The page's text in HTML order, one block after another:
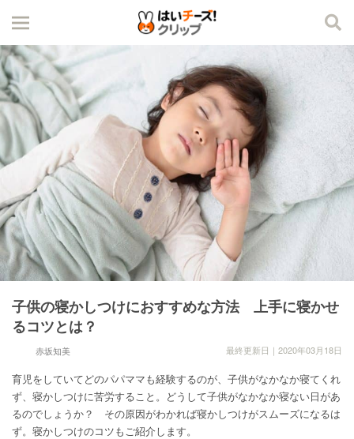
子供の寝かしつけにおすすめな方法 上手に寝かせ
るコツとは？
赤坂知美 最終更新日｜2020年03月18日
育児をしていてどのパパママも経験するのが、子供がなかなか寝てくれ
ず、寝かしつけに苦労すること。どうして子供がなかなか寝ない日があ
るのでしょうか？ その原因がわかれば寝かしつけがスムーズになるは
ず。寝かしつけのコツもご紹介します。